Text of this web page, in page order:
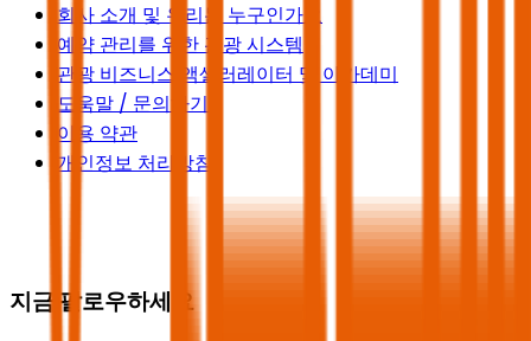
회사 소개 및 우리는 누구인가요
예약 관리를 위한 관광 시스템
관광 비즈니스 액셀러레이터 및 아카데미
도움말 / 문의하기
이용 약관
개인정보 처리방침
지금 팔로우하세요